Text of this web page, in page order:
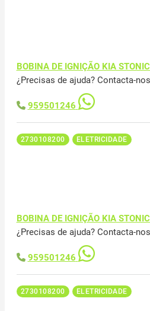
BOBINA DE IGNIÇÃO KIA
¿Precisas de ajuda? Contacta-
959501246
2730108200 ELETRICIDADE
BOBINA DE IGNIÇÃO KIA
¿Precisas de ajuda? Contacta-
959501246
2730108200 ELETRICIDADE